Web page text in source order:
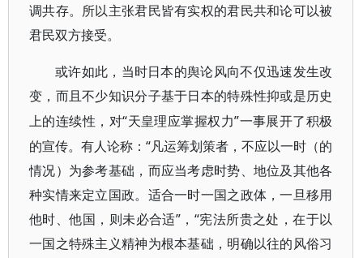
调共存。所以主张君民皆有实权的君民共和论可以被
君民双方接受。
或许如此，当时日本的舆论风向不仅迅速发生改
变，而且不少知识分子基于日本的特殊性抑或是历史
上的连续性，对“天皇理应掌握权力”一事展开了积极
的宣传。有人论称：“凡运筹划策者，不应以一时（的
情况）为参考基础，而应当考虑时势、地位及其他各
种实情来定立国政。适合一时一国之政体，一旦移用
他时、他国，则未必合适”，“宪法所贵之处，在于以
一国之特殊主义精神为根本基础，明确以往的风俗习